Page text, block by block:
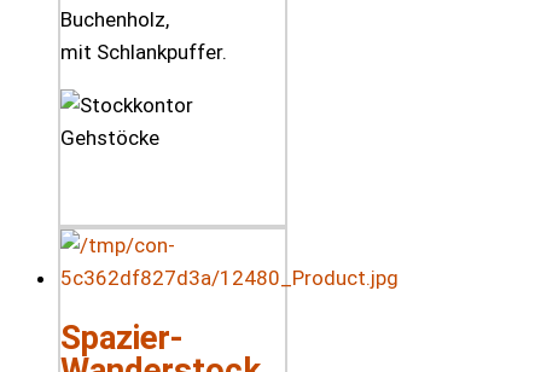
Buchenholz,
mit Schlankpuffer.
Spazier-